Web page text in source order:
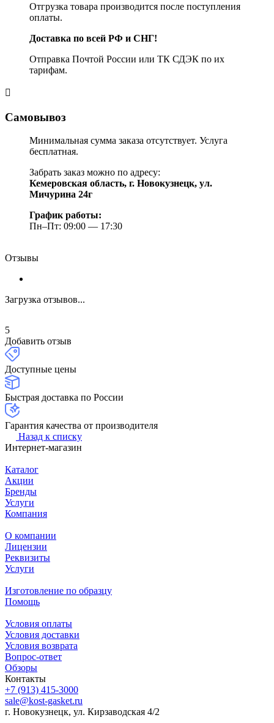
Отгрузка товара производится после поступления
оплаты.
Доставка по всей РФ и СНГ!
Отправка Почтой России или ТК СДЭК по их
тарифам.
Самовывоз
Минимальная сумма заказа отсутствует. Услуга
бесплатная.
Забрать заказ можно по адресу:
Кемеровская область, г. Новокузнецк, ул.
Мичурина 24г
График работы:
Пн–Пт: 09:00 — 17:30
Отзывы
Загрузка отзывов...
5
Добавить отзыв
Доступные цены
Быстрая доставка по России
Гарантия качества от производителя
Назад к списку
Интернет-магазин
Каталог
Акции
Бренды
Услуги
Компания
О компании
Лицензии
Реквизиты
Услуги
Изготовление по образцу
Помощь
Условия оплаты
Условия доставки
Условия возврата
Вопрос-ответ
Обзоры
Контакты
+7 (913) 415-3000
sale@kost-gasket.ru
г. Новокузнецк, ул. Кирзаводская 4/2